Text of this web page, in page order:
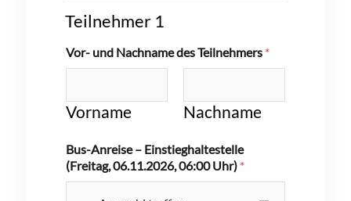
Teilnehmer 1
Vor- und Nachname des Teilnehmers *
Vorname Nachname
Bus-Anreise – Einstieghaltestelle
(Freitag, 06.11.2026, 06:00 Uhr) *